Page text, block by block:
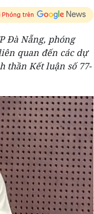
Phóng trên
Đà Nẵng, phóng
quan đến các dự
thần Kết luận số 77-